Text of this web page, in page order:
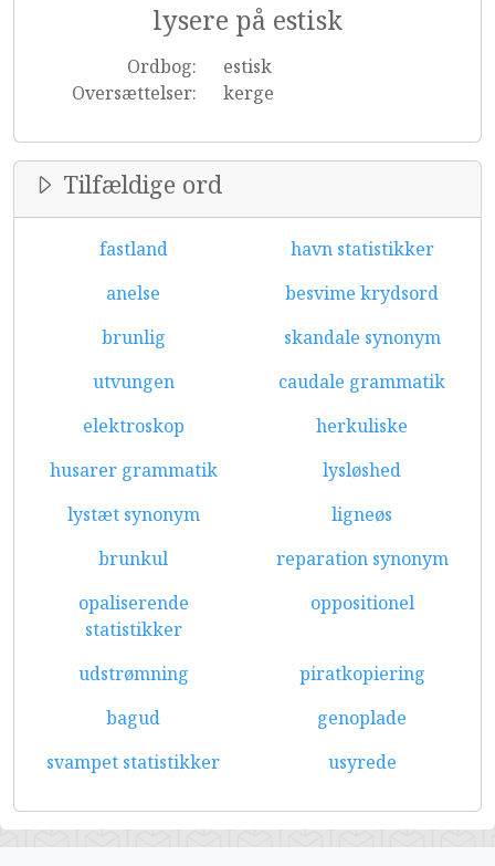
lysere på estisk
Ordbog:
estisk
Oversættelser:
kerge
Tilfældige ord
fastland
havn statistikker
anelse
besvime krydsord
brunlig
skandale synonym
utvungen
caudale grammatik
elektroskop
herkuliske
husarer grammatik
lysløshed
lystæt synonym
ligneøs
brunkul
reparation synonym
opaliserende
statistikker
oppositionel
udstrømning
piratkopiering
bagud
genoplade
svampet statistikker
usyrede